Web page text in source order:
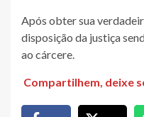
Após obter sua
disposição da justiça
ao cárcere.
Compartilhem, deixe